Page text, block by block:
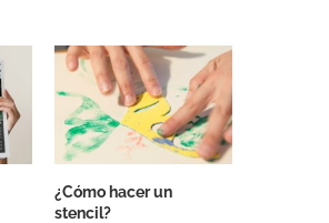
¿Cómo hacer un
stencil?